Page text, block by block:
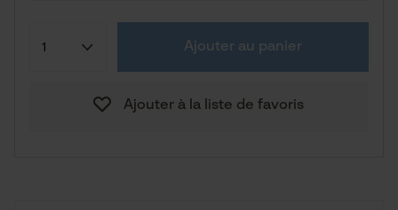
Ajouter au panier
Ajouter à la liste de favoris